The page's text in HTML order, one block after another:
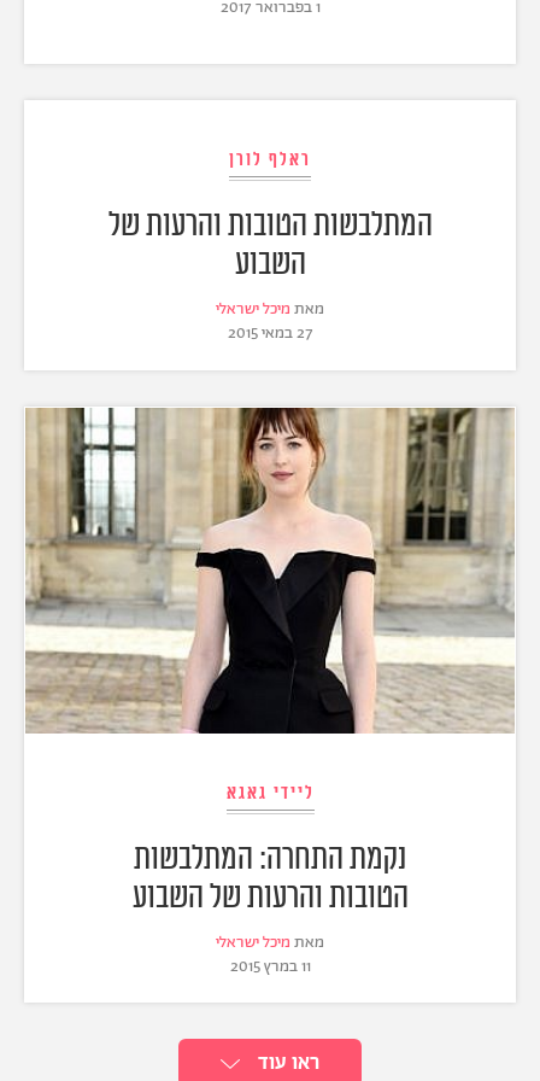
1 בפברואר 2017
ראלף לורן
המתלבשות הטובות והרעות של
השבוע
מאת מיכל ישראלי
27 במאי 2015
ליידי גאגא
נקמת התחרה: המתלבשות
הטובות והרעות של השבוע
מאת מיכל ישראלי
11 במרץ 2015
ראו עוד